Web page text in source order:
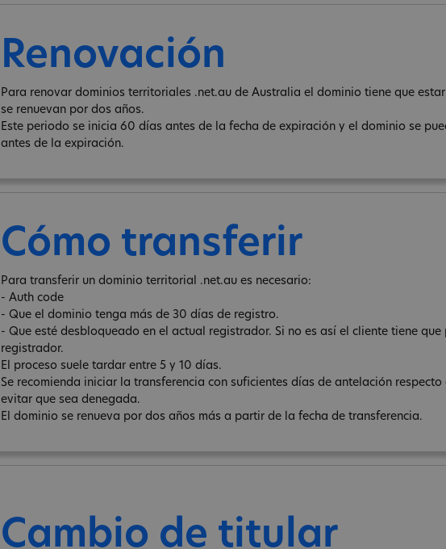
Renovación
Para renovar dominios territoriales .net.au de Australia el dominio tiene que
se renuevan por dos años.
Este periodo se inicia 60 días antes de la fecha de expiración y el dominio se
antes de la expiración.
Cómo transferir
Para transferir un dominio territorial .net.au es necesario:
- Auth code
- Que el dominio tenga más de 30 días de registro.
- Que esté desbloqueado en el actual registrador. Si no es así el cliente tiene
registrador.
El proceso suele tardar entre 5 y 10 días.
Se recomienda iniciar la transferencia con suficientes días de antelación
evitar que sea denegada.
El dominio se renueva por dos años más a partir de la fecha de transferencia.
Cambio de titular